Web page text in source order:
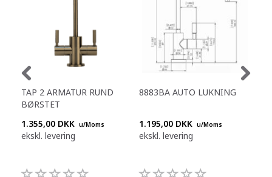
TAP 2 ARMATUR RUND
BØRSTET
1.355,00 DKK u/Moms
ekskl. levering
8883BA AUTO LUKNING
1.195,00 DKK u/Moms
ekskl. levering